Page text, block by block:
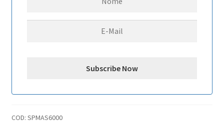
COD: SPMAS6000